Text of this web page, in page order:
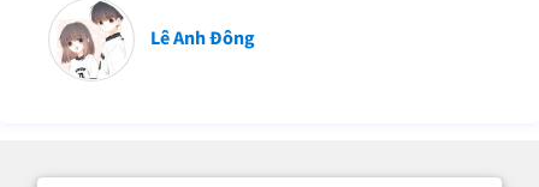
Lê Anh Đông